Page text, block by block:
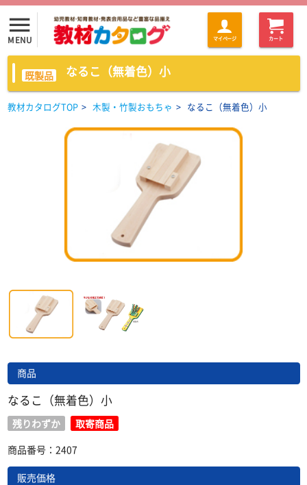
menu
MENU マイページ カート
既製品 なるこ（無着色）小
教材カタログTOP > 木製・竹製おもちゃ > なるこ（無着色）小
商品
なるこ（無着色）小
残りわずか
取寄商品
商品番号：2407
販売価格